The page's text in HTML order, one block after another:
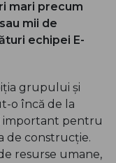
mari precum
mii de
echipei E-
grupului și
o încă de la
important pentru
de construcție.
resurse umane,